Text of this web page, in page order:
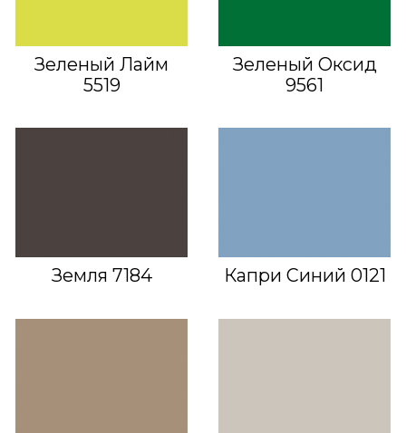
Зеленый Лайм
5519
Зеленый Оксид
9561
Земля 7184 Капри Синий 0121